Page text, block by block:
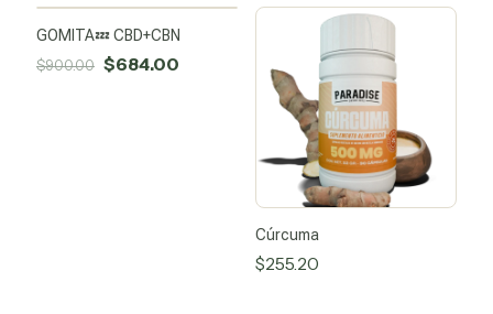
SALE -24%
out
GOMITA💤 CBD+CBN
$900.00 Original
$684.00
Cúrcuma
$255.20